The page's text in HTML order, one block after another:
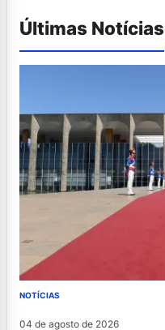
Últimas Notícias
NOTÍCIAS
04 de agosto de 2026